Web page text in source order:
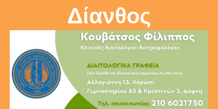
Δίανθος